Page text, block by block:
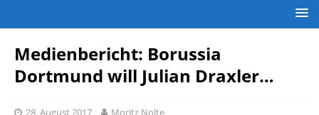
Medienbericht: Borussia
Dortmund will Julian Draxler…
28. August 2017 Moritz Nolte